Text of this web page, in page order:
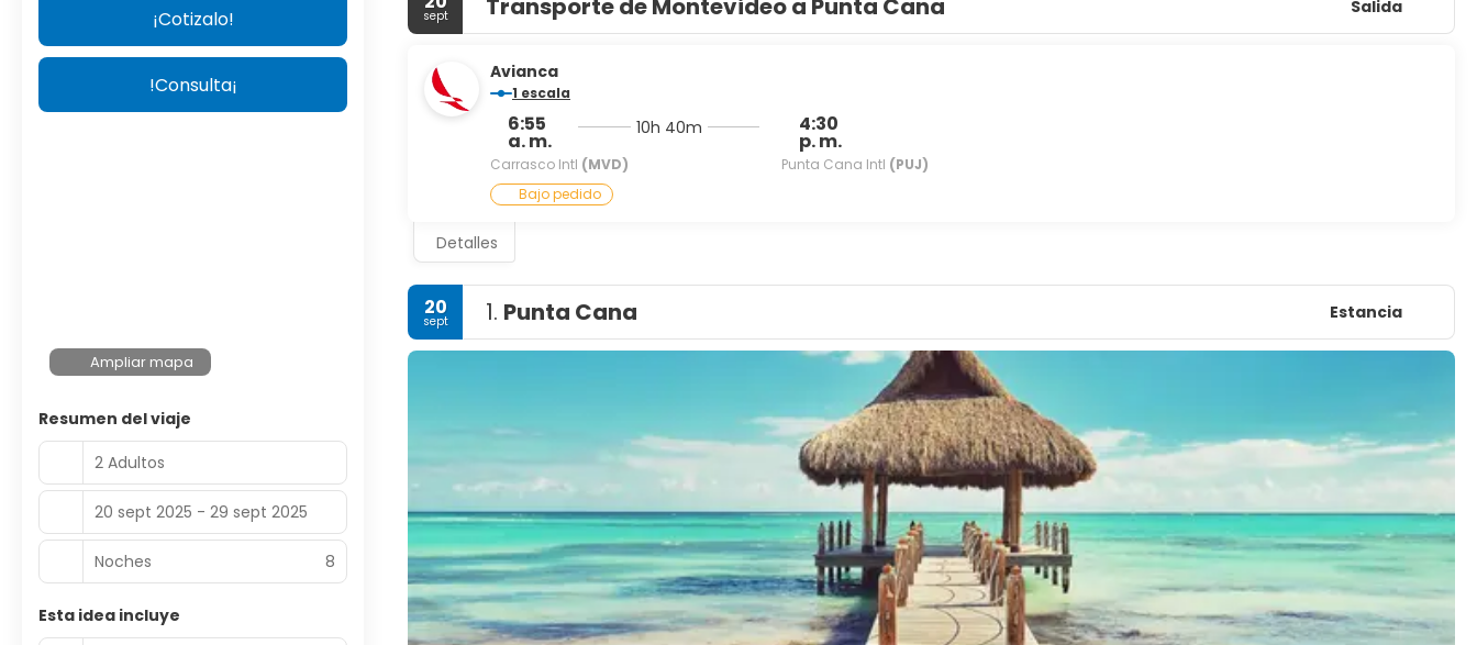
sept Transporte de Montevideo a Punta Cana Salida
Avianca
1 escala
6:55
a. m.
Carrasco Intl (MVD)
10h 40m 4:30
p. m.
Punta Cana Intl (PUJ)
Bajo pedido
Detalles
20
sept 1. Punta Cana Estancia
¡Cotizalo!
!Consulta¡
Ampliar mapa
Resumen del viaje
2 Adultos
20 sept 2025 - 29 sept 2025
Noches 8
Esta idea incluye